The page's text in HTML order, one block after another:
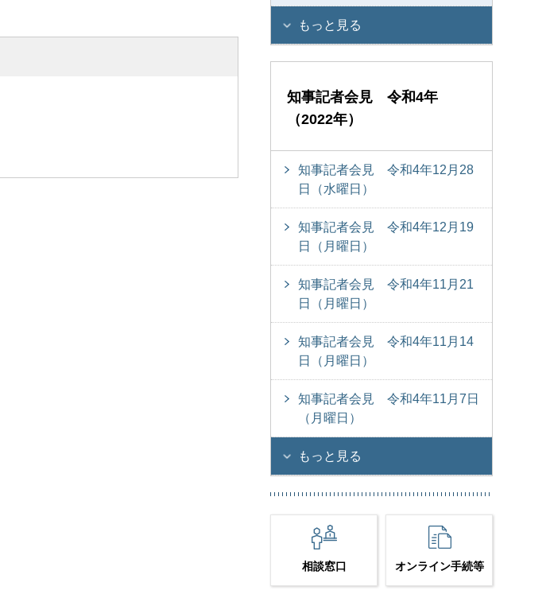
もっと見る
知事記者会見 令和4年
（2022年）
知事記者会見 令和4年12月28
日（水曜日）
知事記者会見 令和4年12月19
日（月曜日）
知事記者会見 令和4年11月21
日（月曜日）
知事記者会見 令和4年11月14
日（月曜日）
知事記者会見 令和4年11月7日
（月曜日）
もっと見る
相談窓口 オンライン手続等